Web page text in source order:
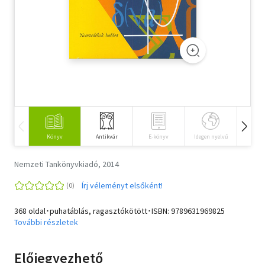
Könyv Antikvár E-könyv Idegen nyelvű
Nemzeti Tankönyvkiadó, 2014
Írj véleményt elsőként!
368 oldal･puhatáblás, ragasztókötött･ISBN: 9789631969825
További részletek
Előjegyezhető